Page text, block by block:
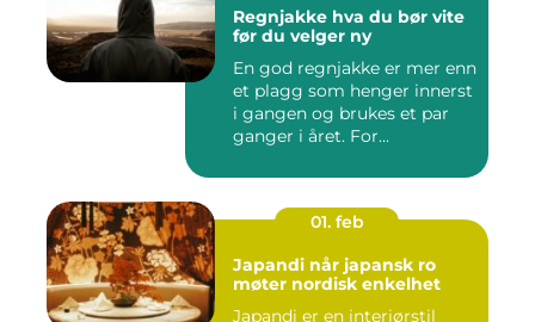
Regnjakke hva du bør vite
før du velger ny
En god regnjakke er mer enn
et plagg som henger innerst
i gangen og brukes et par
ganger i året. For...
01. feb
Japandi når japansk ro
møter nordisk enkelhet
Japandi er en interiørstil